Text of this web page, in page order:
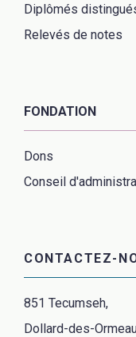
Diplômés
Relevés de notes
FONDATION
Dons
Conseil
CONTACTEZ-
851 Tecumseh,
Dollard-des-